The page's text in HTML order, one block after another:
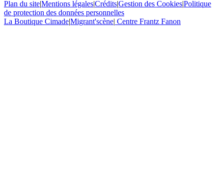
Plan du site|Mentions légales|Crédits|Gestion des Cookies|Politique
de protection des données personnelles
La Boutique Cimade|Migrant'scène| Centre Frantz Fanon